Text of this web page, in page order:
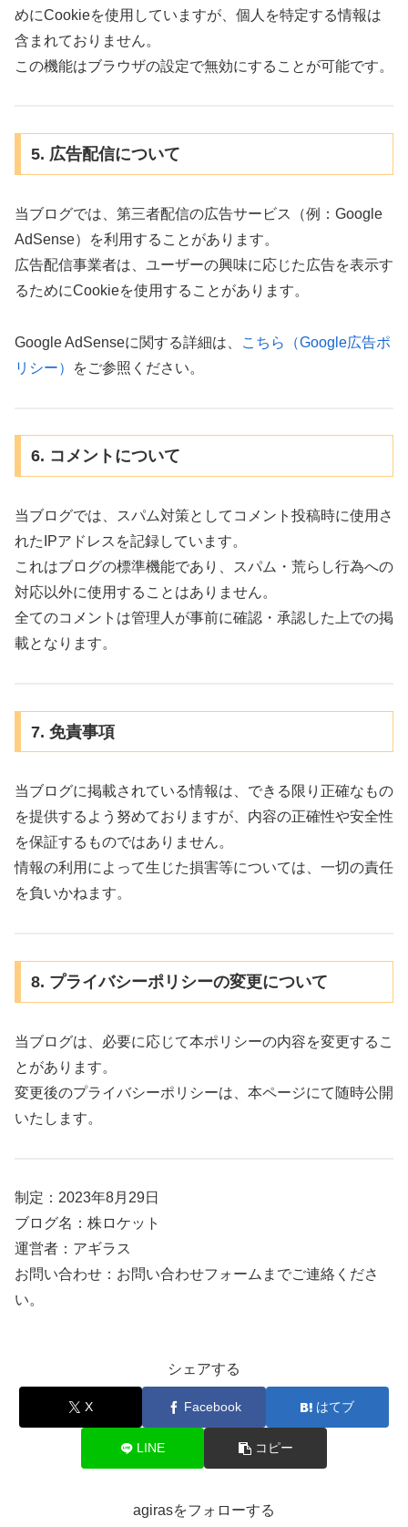
めにCookieを使用していますが、個人を特定する情報は
含まれておりません。
この機能はブラウザの設定で無効にすることが可能です。
5. 広告配信について
当ブログでは、第三者配信の広告サービス（例：Google
AdSense）を利用することがあります。
広告配信事業者は、ユーザーの興味に応じた広告を表示す
るためにCookieを使用することがあります。
Google AdSenseに関する詳細は、
こちら（Google広告ポ
リシー）
をご参照ください。
6. コメントについて
当ブログでは、スパム対策としてコメント投稿時に使用さ
れたIPアドレスを記録しています。
これはブログの標準機能であり、スパム・荒らし行為への
対応以外に使用することはありません。
全てのコメントは管理人が事前に確認・承認した上での掲
載となります。
7. 免責事項
当ブログに掲載されている情報は、できる限り正確なもの
を提供するよう努めておりますが、内容の正確性や安全性
を保証するものではありません。
情報の利用によって生じた損害等については、一切の責任
を負いかねます。
8. プライバシーポリシーの変更について
当ブログは、必要に応じて本ポリシーの内容を変更するこ
とがあります。
変更後のプライバシーポリシーは、本ページにて随時公開
いたします。
制定：2023年8月29日
ブログ名：株ロケット
運営者：アギラス
お問い合わせ：お問い合わせフォームまでご連絡くださ
い。
シェアする
X Facebook はてブ
LINE コピー
agirasをフォローする